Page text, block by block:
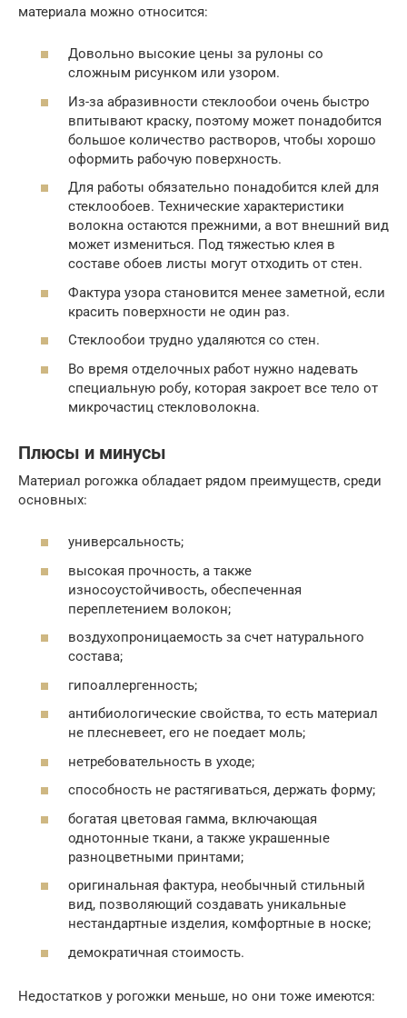
материала можно относится:
Довольно высокие цены за рулоны со
сложным рисунком или узором.
Из-за абразивности стеклообои очень быстро
впитывают краску, поэтому может понадобится
большое количество растворов, чтобы хорошо
оформить рабочую поверхность.
Для работы обязательно понадобится клей для
стеклообоев. Технические характеристики
волокна остаются прежними, а вот внешний вид
может измениться. Под тяжестью клея в
составе обоев листы могут отходить от стен.
Фактура узора становится менее заметной, если
красить поверхности не один раз.
Стеклообои трудно удаляются со стен.
Во время отделочных работ нужно надевать
специальную робу, которая закроет все тело от
микрочастиц стекловолокна.
Плюсы и минусы
Материал рогожка обладает рядом преимуществ, среди
основных:
универсальность;
высокая прочность, а также
износоустойчивость, обеспеченная
переплетением волокон;
воздухопроницаемость за счет натурального
состава;
гипоаллергенность;
антибиологические свойства, то есть материал
не плесневеет, его не поедает моль;
нетребовательность в уходе;
способность не растягиваться, держать форму;
богатая цветовая гамма, включающая
однотонные ткани, а также украшенные
разноцветными принтами;
оригинальная фактура, необычный стильный
вид, позволяющий создавать уникальные
нестандартные изделия, комфортные в носке;
демократичная стоимость.
Недостатков у рогожки меньше, но они тоже имеются: